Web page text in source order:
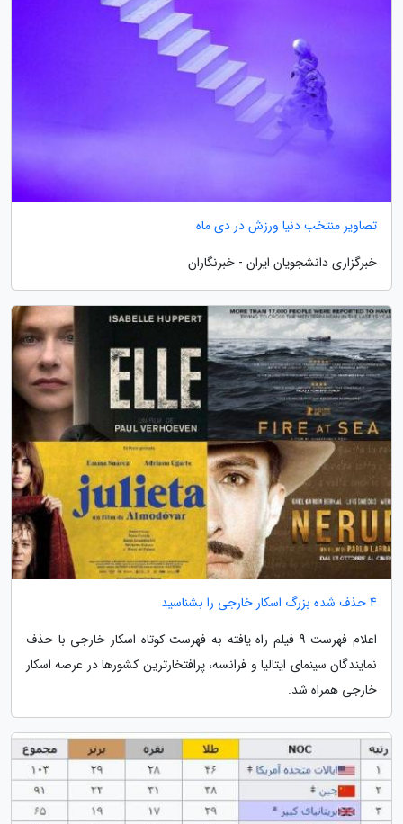
تصاویر منتخب دنیا ورزش در دی ماه
خبرگزاری دانشجویان ایران - خبرنگاران
4 حذف شده بزرگ اسکار خارجی را بشناسید
اعلام فهرست 9 فیلم راه یافته به فهرست کوتاه اسکار خارجی با حذف
نمایندگان سینمای ایتالیا و فرانسه، پرافتخارترین کشورها در عرصه اسکار
خارجی همراه شد.